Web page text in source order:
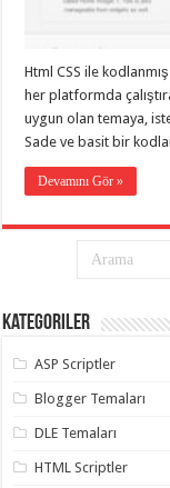
gaziantep
evden
taşımacılık,
gaziantep
evden
taşımacılık,
gaziantep
evden
taşımacılık,
asansörlü
taşıma,
evden
taşımacılık,
organizasyon,
organizasyon,
Html CSS ile
her platformda
uygun olan temaya,
Sade ve basit bir
Devamını Gör »
Kategoriler
ASP Scriptler
Blogger Temaları
DLE Temaları
HTML Scriptler